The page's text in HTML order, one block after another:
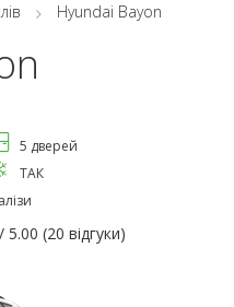
Hyundai Bayon
5 дверей
ТАК
5.00 (20 відгуки)